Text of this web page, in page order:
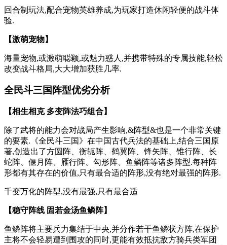
回合制玩法,配合宠物英雄养成,为玩家打造休闲轻便的战斗体
验.
【激萌宠物】
海量宠物,或激萌聪颖,或魅力惑人,并携带特殊的专属技能,轻松
改变战斗格局,大大增加获胜几率.
全民斗三国阵型优劣分析
【相生相克 多变阵法巧组合】
除了武将的能力会对战局产生影响,&阵型&也是一个非常关键
的要素.《全民斗三国》在中国古代兵法的基础上,结合三国原
著,创造出了方圆阵、衡轭阵、鹤翼阵、锋矢阵、锥行阵、长
蛇阵、偃月阵、雁行阵、勾形阵、鱼鳞阵等诸多阵型.每种阵
形都有其存在的价值,只有最合适的阵形,没有绝对最强的阵形.
千变万化的阵型,没有最强,只有最合适
【稳守阵线 固若金汤鱼鳞阵】
鱼鳞阵将主要兵力集结于中央,并分作若干鱼鳞状方阵,在保护
主将不会轻易遭到围攻的同时,更能有效抵抗敌方骑兵类军团